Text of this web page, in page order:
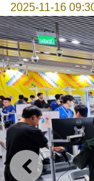
2025-11-16
上一则